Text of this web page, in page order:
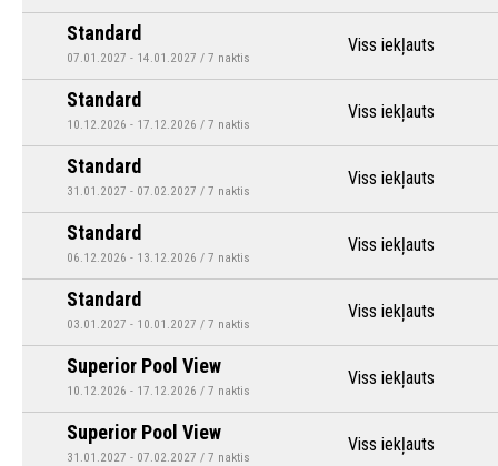
Standard
07.01.2027 - 14.01.2027 / 7 naktis
Viss iekļauts
Standard
10.12.2026 - 17.12.2026 / 7 naktis
Viss iekļauts
Standard
31.01.2027 - 07.02.2027 / 7 naktis
Viss iekļauts
Standard
06.12.2026 - 13.12.2026 / 7 naktis
Viss iekļauts
Standard
03.01.2027 - 10.01.2027 / 7 naktis
Viss iekļauts
Superior Pool View
10.12.2026 - 17.12.2026 / 7 naktis
Viss iekļauts
Superior Pool View
31.01.2027 - 07.02.2027 / 7 naktis
Viss iekļauts